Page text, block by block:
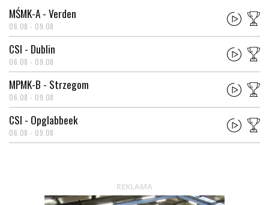
MŚMK-A - Verden
06.08 - 09.08
CSI - Dublin
06.08 - 09.08
MPMK-B - Strzegom
06.08 - 09.08
CSI - Opglabbeek
06.08 - 09.08
REKLAMA